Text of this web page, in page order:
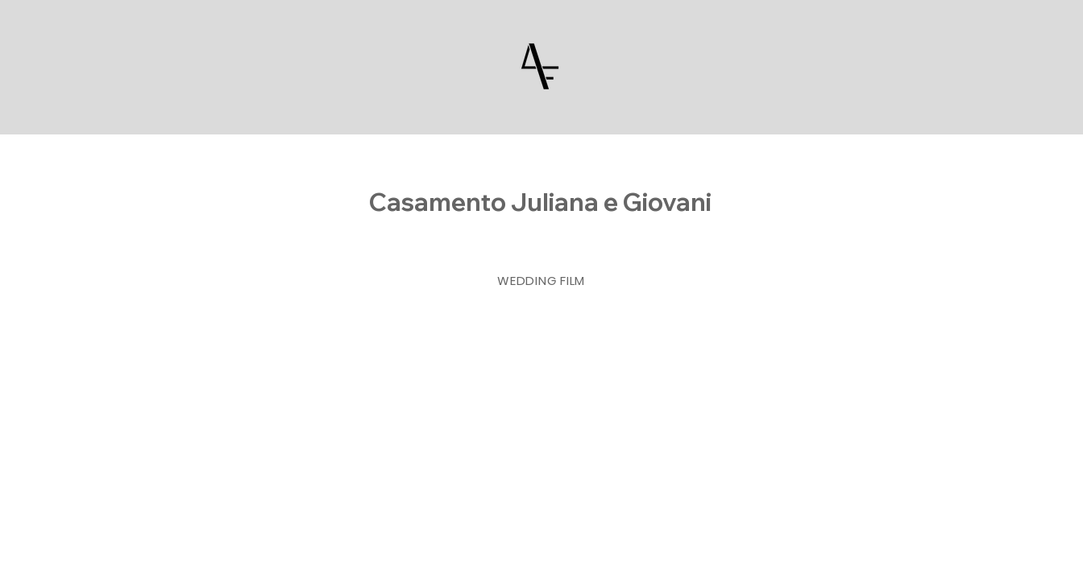
Casamento Juliana e Giovani
WEDDING FILM